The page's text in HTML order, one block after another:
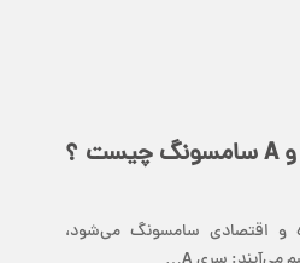
تفاوت گوشی های سری M و A سامسونگ چیست ؟
و اقتصادی سامسونگ می‌شود،